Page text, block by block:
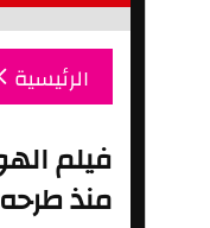
الرئيسية
منذ طرحه